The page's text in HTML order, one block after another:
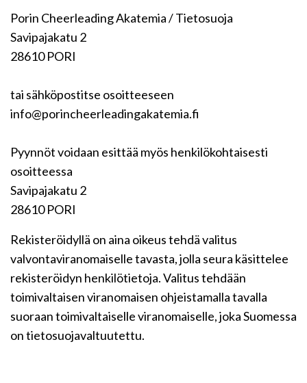
Porin Cheerleading Akatemia / Tietosuoja
Savipajakatu 2
28610 PORI
tai sähköpostitse osoitteeseen
info@porincheerleadingakatemia.fi
Pyynnöt voidaan esittää myös henkilökohtaisesti
osoitteessa
Savipajakatu 2
28610 PORI
Rekisteröidyllä on aina oikeus tehdä valitus
valvontaviranomaiselle tavasta, jolla seura käsittelee
rekisteröidyn henkilötietoja. Valitus tehdään
toimivaltaisen viranomaisen ohjeistamalla tavalla
suoraan toimivaltaiselle viranomaiselle, joka Suomessa
on tietosuojavaltuutettu.